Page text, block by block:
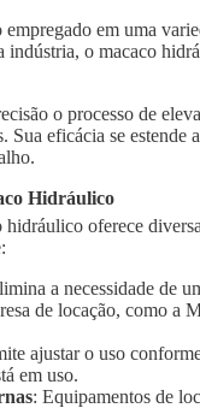
em uma
indústria, o macaco
o processo de
Sua eficácia se
Hidráulico
oferece
a necessidade de
de locação, como a
ajustar o uso
em uso.
: Equipamentos de